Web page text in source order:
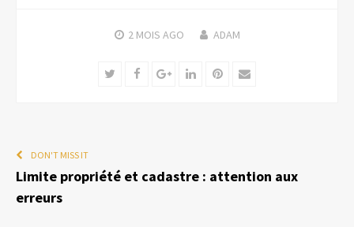
2 MOIS AGO ADAM
TwitterFacebookGoogle+LinkedInPinterest
Email
DON'T MISS IT
Limite propriété et cadastre : attention aux
erreurs